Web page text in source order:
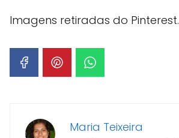
Imagens retiradas do Pinterest.
Maria Teixeira